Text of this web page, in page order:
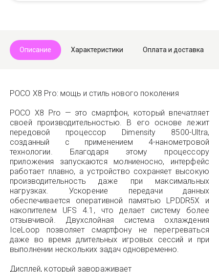
Описание Характеристики Оплата и доставка
POCO X8 Pro: мощь и стиль нового поколения
POCO X8 Pro — это смартфон, который впечатляет
своей производительностью. В его основе лежит
передовой процессор Dimensity 8500-Ultra,
созданный с применением 4-нанометровой
технологии. Благодаря этому процессору
приложения запускаются молниеносно, интерфейс
работает плавно, а устройство сохраняет высокую
производительность даже при максимальных
нагрузках. Ускорение передачи данных
обеспечивается оперативной памятью LPDDR5X и
накопителем UFS 4.1, что делает систему более
отзывчивой. Двухслойная система охлаждения
IceLoop позволяет смартфону не перегреваться
даже во время длительных игровых сессий и при
выполнении нескольких задач одновременно.
Дисплей, который завораживает